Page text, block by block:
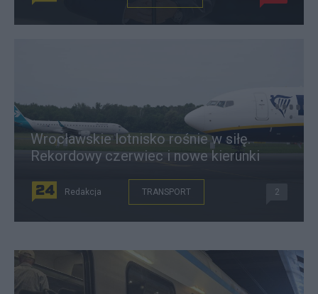
Wrocławskie lotnisko rośnie w siłę.
Rekordowy czerwiec i nowe kierunki
Redakcja TRANSPORT 2